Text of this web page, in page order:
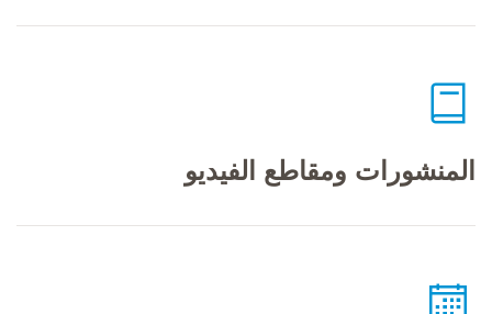
المنشورات ومقاطع الفيديو